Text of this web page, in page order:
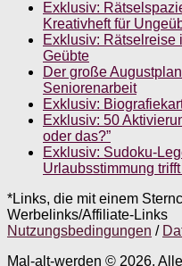
Exklusiv:
Kreativheft für
Exklusiv: Rätselreise
Geübte
Der große
Seniorenarbeit
Exklusiv:
Exklusiv: 50
oder das?”
Exklusiv: Sudoku-
Urlaubsstimmung
*Links, die mit einem
Werbelinks/Affiliate-Links
Nutzungsbedingungen /
Mal-alt-werden © 2026.